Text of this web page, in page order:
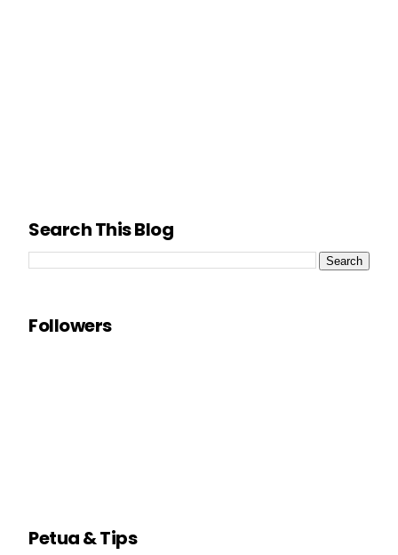
Search This Blog
Followers
Petua & Tips